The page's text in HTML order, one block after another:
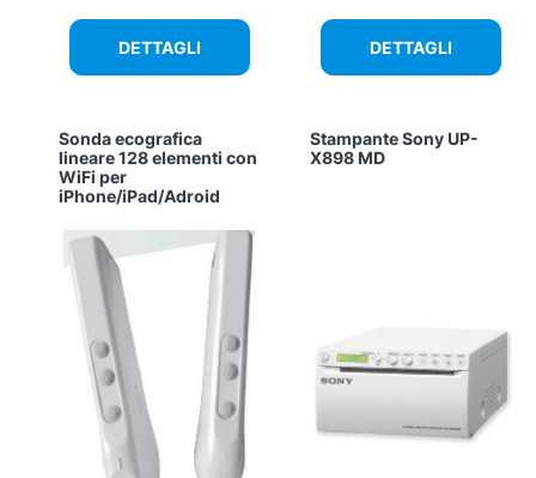
DETTAGLI DETTAGLI
Sonda ecografica
lineare 128 elementi con
WiFi per
iPhone/iPad/Adroid
Stampante Sony UP-
X898 MD